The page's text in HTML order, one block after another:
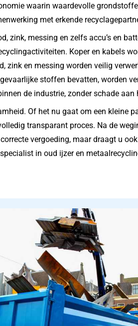
waarin waardevolle
met erkende
zink, messing en zelfs accu’s en
Koper en kabels
en messing worden veilig
stoffen bevatten, worden
de industrie, zonder schade aan
Of het nu gaat om een kleine
transparant proces. Na de
vergoeding, maar draagt u
in oud ijzer en